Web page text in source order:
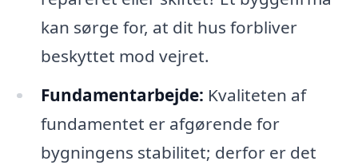
kan sørge for, at dit hus forbliver
beskyttet mod vejret.
Fundamentarbejde: Kvaliteten af
fundamentet er afgørende for
bygningens stabilitet; derfor er det